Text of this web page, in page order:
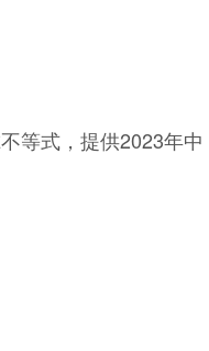
等式，提供2023年中